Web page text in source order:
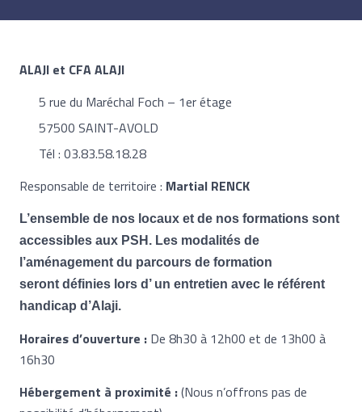
ALAJI et CFA ALAJI
5 rue du Maréchal Foch – 1er étage
57500 SAINT-AVOLD
Tél : 03.83.58.18.28
Responsable de territoire : Martial RENCK
L’ensemble de nos locaux et de nos formations sont
accessibles aux PSH. Les modalités de
l’aménagement du parcours de formation
seront définies lors d’ un entretien avec le référent
handicap d’Alaji.
Horaires d’ouverture : De 8h30 à 12h00 et de 13h00 à
16h30
Hébergement à proximité :(Nous n’offrons pas de